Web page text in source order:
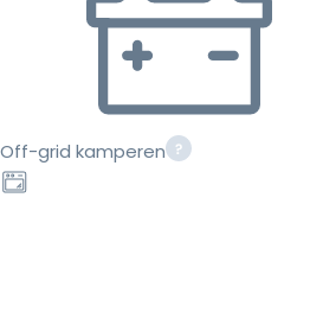
Off-grid kamperen